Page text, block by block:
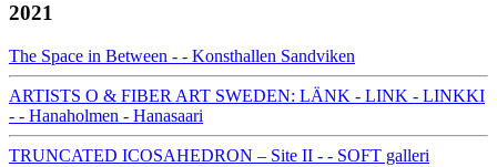
2021
The Space in Between - - Konsthallen Sandviken
ARTISTS O & FIBER ART SWEDEN: LÄNK - LINK - LINKKI
- - Hanaholmen - Hanasaari
TRUNCATED ICOSAHEDRON – Site II - - SOFT galleri